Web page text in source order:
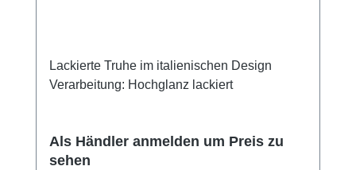
Lackierte Truhe im italienischen Design
Verarbeitung: Hochglanz lackiert
Als Händler anmelden um Preis zu
sehen